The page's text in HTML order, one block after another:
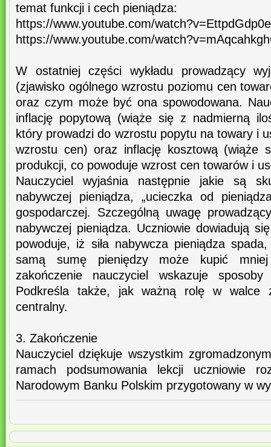
temat funkcji i cech pieniądza:
https://www.youtube.com/
https://www.youtube.com/
W ostatniej części wykładu prowadzący
(zjawisko ogólnego wzrostu poziomu cen
oraz czym może być ona spowodowana.
inflację popytową (wiąże się z nadmierną
który prowadzi do wzrostu popytu na towary i
wzrostu cen) oraz inflację kosztową (wiąże
produkcji, co powoduje wzrost cen towarów i
Nauczyciel wyjaśnia następnie jakie są
nabywczej pieniądza, „ucieczka od
gospodarczej. Szczególną uwagę
nabywczej pieniądza. Uczniowie dowiadują
powoduje, iż siła nabywcza pieniądza
samą sumę pieniędzy może kupić
zakończenie nauczyciel wskazuje sposoby
Podkreśla także, jak ważną rolę w walce
centralny.
3. Zakończenie
Nauczyciel dziękuje wszystkim
ramach podsumowania lekcji uczniowie
Narodowym Banku Polskim przygotowany w